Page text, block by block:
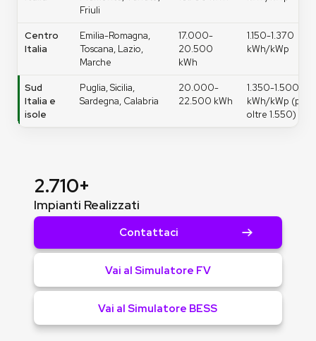
Friuli
Centro
Italia
Emilia-Romagna,
Toscana, Lazio,
Marche
17.000-
20.500
kWh
1.150-1.370
kWh/kWp
Sud
Italia e
isole
Puglia, Sicilia,
Sardegna, Calabria
20.000-
22.500 kWh
1.350-1.500
kWh/kWp
oltre 1.550)
2.710+
Impianti Realizzati
Contattaci
Vai al Simulatore FV
Vai al Simulatore BESS